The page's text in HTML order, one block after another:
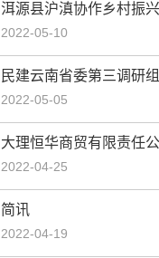
洱源县沪滇协作乡村振
2022-05-10
民建云南省委第三调研
2022-05-05
大理恒华商贸有限责任
2022-04-25
简讯
2022-04-19